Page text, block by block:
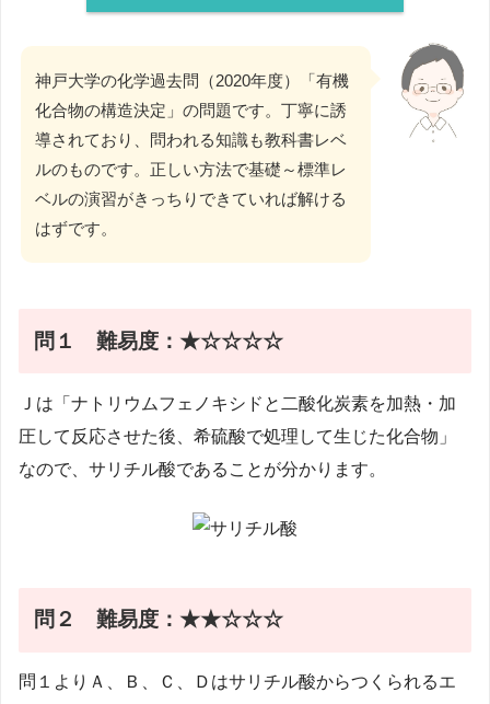
神戸大学の化学過去問（2020年度）「有機
化合物の構造決定」の問題です。丁寧に誘
導されており、問われる知識も教科書レベ
ルのものです。正しい方法で基礎～標準レ
ベルの演習がきっちりできていれば解ける
はずです。
問１ 難易度：★☆☆☆☆
Ｊは「ナトリウムフェノキシドと二酸化炭素を加熱・加
圧して反応させた後、希硫酸で処理して生じた化合物」
なので、サリチル酸であることが分かります。
問２難易度：★★☆☆☆
問１よりＡ、Ｂ、Ｃ、Ｄはサリチル酸からつくられるエ